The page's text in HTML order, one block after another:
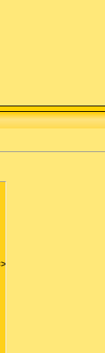
Moved